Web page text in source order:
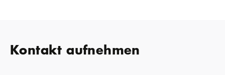
Kontakt aufnehmen